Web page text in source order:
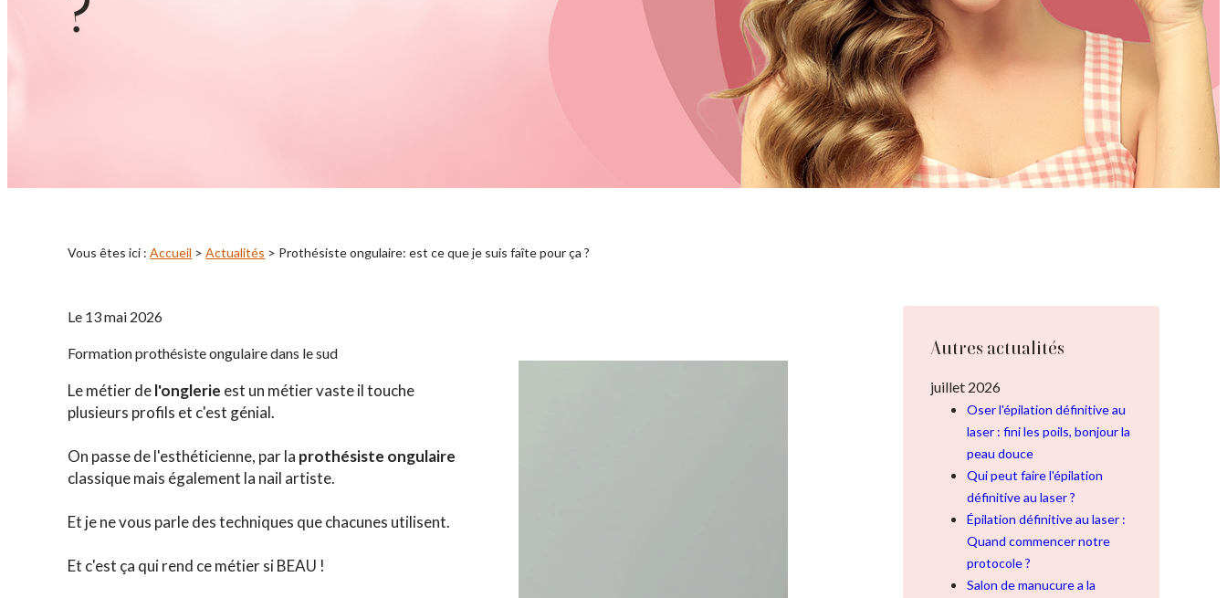
Vous êtes ici : Accueil >Actualités > Prothésiste ongulaire: est ce que je suis faîte pour ça ?
Le 13 mai 2026
Formation prothésiste ongulaire dans le sud
Le métier del'onglerie est un métier vaste il touche
plusieurs profils et c'est génial.
On passe de l'esthéticienne, par la prothésiste ongulaire
classique mais également la nail artiste.
Et je ne vous parle des techniques que chacunes utilisent.
Et c'est ça qui rend ce métier si BEAU !
Autres actualités
juillet 2026
Oser l'épilation définitive au
laser : fini les poils, bonjour la
peau douce
Qui peut faire l'épilation
définitive au laser ?
Épilation définitive au laser :
Quand commencer notre
protocole ?
Salon de manucure a la